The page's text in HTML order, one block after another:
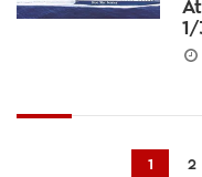
1 2